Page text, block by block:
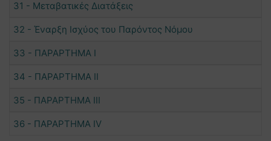
31 - Μεταβατικές Διατάξεις
32 - Έναρξη Ισχύος του Παρόντος Νόμου
33 - ΠΑΡΑΡΤΗΜΑ Ι
34 - ΠΑΡΑΡΤΗΜΑ ΙΙ
35 - ΠΑΡΑΡΤΗΜΑ ΙΙΙ
36 - ΠΑΡΑΡΤΗΜΑ IV